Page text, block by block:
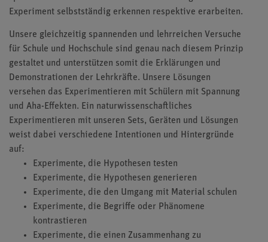
Experiment selbstständig erkennen respektive erarbeiten.
Unsere gleichzeitig spannenden und lehrreichen Versuche
für Schule und Hochschule sind genau nach diesem Prinzip
gestaltet und unterstützen somit die Erklärungen und
Demonstrationen der Lehrkräfte. Unsere Lösungen
versehen das Experimentieren mit Schülern mit Spannung
und Aha-Effekten. Ein naturwissenschaftliches
Experimentieren mit unseren Sets, Geräten und Lösungen
weist dabei verschiedene Intentionen und Hintergründe
auf:
Experimente, die Hypothesen testen
Experimente, die Hypothesen generieren
Experimente, die den Umgang mit Material schulen
Experimente, die Begriffe oder Phänomene
kontrastieren
Experimente, die einen Zusammenhang zu